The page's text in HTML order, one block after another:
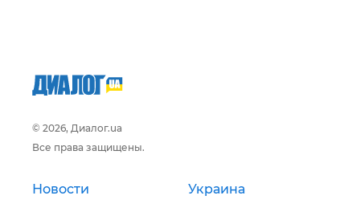
© 2026, Диалог.ua
Все права защищены.
Новости Украина